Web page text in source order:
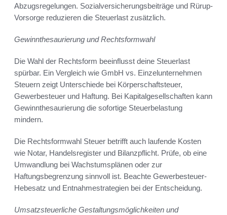
Abzugsregelungen. Sozialversicherungsbeiträge und Rürup-
Vorsorge reduzieren die Steuerlast zusätzlich.
Gewinnthesaurierung und Rechtsformwahl
Die Wahl der Rechtsform beeinflusst deine Steuerlast
spürbar. Ein Vergleich wie GmbH vs. Einzelunternehmen
Steuern zeigt Unterschiede bei Körperschaftsteuer,
Gewerbesteuer und Haftung. Bei Kapitalgesellschaften kann
Gewinnthesaurierung die sofortige Steuerbelastung
mindern.
Die Rechtsformwahl Steuer betrifft auch laufende Kosten
wie Notar, Handelsregister und Bilanzpflicht. Prüfe, ob eine
Umwandlung bei Wachstumsplänen oder zur
Haftungsbegrenzung sinnvoll ist. Beachte Gewerbesteuer-
Hebesatz und Entnahmestrategien bei der Entscheidung.
Umsatzsteuerliche Gestaltungsmöglichkeiten und